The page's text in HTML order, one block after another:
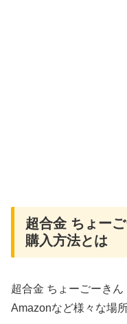
超合金 ちょー
購入方法とは
超合金 ちょーごーき
Amazonなど様々な場